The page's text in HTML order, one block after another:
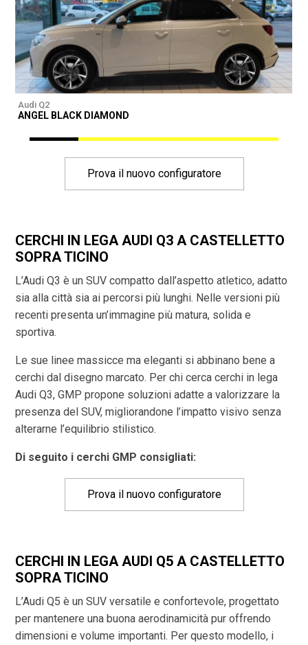
Audi Q2
ANGEL BLACK DIAMOND
Prova il nuovo configuratore
CERCHI IN LEGA AUDI Q3 A CASTELLETTO
SOPRA TICINO
L’Audi Q3 è un SUV compatto dall’aspetto atletico, adatto
sia alla città sia ai percorsi più lunghi. Nelle versioni più
recenti presenta un’immagine più matura, solida e
sportiva.
Le sue linee massicce ma eleganti si abbinano bene a
cerchi dal disegno marcato. Per chi cerca cerchi in lega
Audi Q3, GMP propone soluzioni adatte a valorizzare la
presenza del SUV, migliorandone l’impatto visivo senza
alterarne l’equilibrio stilistico.
Di seguito i cerchi GMP consigliati:
Prova il nuovo configuratore
CERCHI IN LEGA AUDI Q5 A CASTELLETTO
SOPRA TICINO
L’Audi Q5 è un SUV versatile e confortevole, progettato
per mantenere una buona aerodinamicità pur offrendo
dimensioni e volume importanti. Per questo modello, i